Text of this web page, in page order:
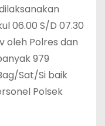
06.00 S/D 07.30
oleh Polres dan
979
Sat/Si baik
Polsek